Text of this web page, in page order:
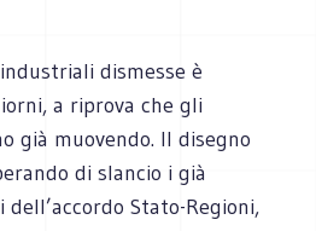
dismesse è
a riprova che gli
già muovendo. Il disegno
di slancio i già
Stato-Regioni,